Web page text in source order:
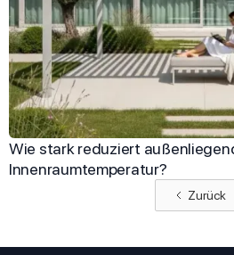
Wie stark reduziert
Innenraumtemperatur?
Zurück